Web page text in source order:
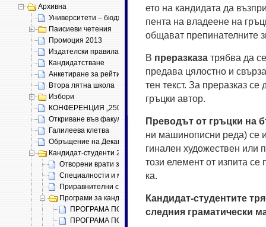
Архивна
Университети – бюджет 2011
Паисиеви четения
Промоция 2013
Издателски правила (проект)
Кандидатстване
Анкетиране за рейтинг
Втора лятна школа
Избори
КОНФЕРЕНЦИЯ „250 ГОДИНИ „ИСТОРИЯ
Откриване във факултета
Галилеева клетва
Обръщение на Декана
Кандидат-студенти 2013
Отворени врати за бъдещи студенти
Специалности и места
Приравнителни скали
Програми за кандидатстудентски изпити
ПРОГРАМА ПО БЪЛ­ГА­РС­КИ ЕЗИК
ПРОГРАМА ПО БЪЛ­ГА­РС­КА ЛИ­ТЕ­РА­ТУ­РА
е­то на кан­ди­да­та да
пен­та на вла­де­ене на
об­ща­ват пре­пи­на­тел­ни­те
В пре­раз­ка­за тряб­ва да
пре­да­ва ця­ло­ст­но и
тен текст. За пре­раз­каз
гръц­ки ав­тор.
Пре­водът от гръц­ки на
ни ма­ши­но­пис­ни ре­да) се
ги­на­лен ху­до­же­ст­вен или
то­зи еле­мент от из­пи­та
ка.
Кан­ди­дат-сту­ден­ти­те
след­ния гра­ма­ти­чес­ки